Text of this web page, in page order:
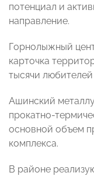
потенциал и
направление.
Горнолыжный
карточка
тысячи
Ашинский
прокатно-
основной объем
комплекса.
В районе